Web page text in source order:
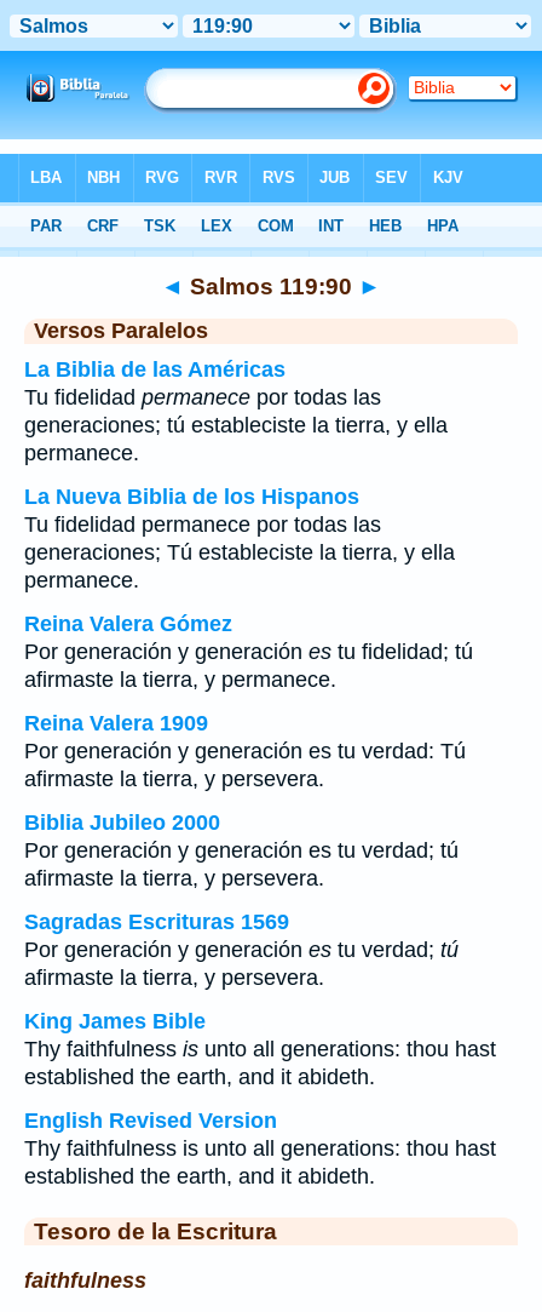
>Salmos Capítulo 119 > Verso 90
◄ Salmos 119:90 ►
Versos Paralelos
La Biblia de las Américas
Tu fidelidad permanece por todas las
generaciones; tú estableciste la tierra, y ella
permanece.
La Nueva Biblia de los Hispanos
Tu fidelidad permanece por todas las
generaciones; Tú estableciste la tierra, y ella
permanece.
Reina Valera Gómez
Por generación y generación es tu fidelidad; tú
afirmaste la tierra, y permanece.
Reina Valera 1909
Por generación y generación es tu verdad: Tú
afirmaste la tierra, y persevera.
Biblia Jubileo 2000
Por generación y generación es tu verdad; tú
afirmaste la tierra, y persevera.
Sagradas Escrituras 1569
Por generación y generación es tu verdad; tú
afirmaste la tierra, y persevera.
King James Bible
Thy faithfulness is unto all generations: thou hast
established the earth, and it abideth.
English Revised Version
Thy faithfulness is unto all generations: thou hast
established the earth, and it abideth.
Tesoro de la Escritura
faithfulness